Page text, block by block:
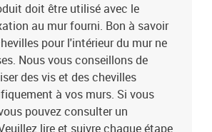
doit être utilisé avec le
au mur fourni. Bon à savoir
pour l'intérieur du mur ne
Nous vous conseillons de
des vis et des chevilles
à vos murs. Si vous
pouvez consulter un
lire et suivre chaque étape